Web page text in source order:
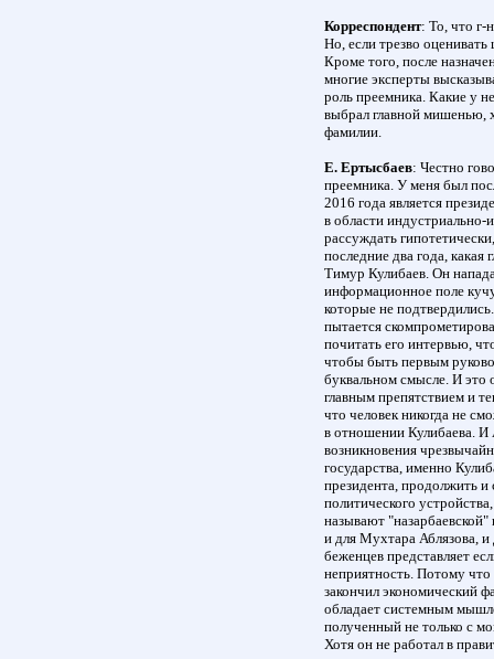
Корреспондент: То, что г-
Но, если трезво
Кроме того, после
многие эксперты
роль преемника. Какие у
выбрал главной мишенью,
фамилии.
Е. Ертысбаев: Честно
преемника. У меня был
2016 года является
в области
рассуждать
последние два года,
Тимур Кулибаев. Он
информационное поле
которые не
пытается
почитать его интервью,
чтобы быть первым
буквальном смысле. И это
главным препятствием и
что человек никогда не
в отношении Кулибаева. И
возникновения
государства, именно
президента, продолжить и
политического
называют
и для Мухтара Аблязова, и
беженцев представляет
неприятность. Потому
закончил экономический
обладает системным
полученный не только с
Хотя он не работал в